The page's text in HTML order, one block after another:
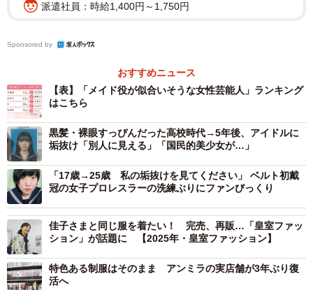
【1位：橋本環奈】
・かわいいから似合うと思う。（20代・女性）
・雰囲気が親しみやすいから。（30代・男性）
・綺麗な顔つきだから。（30代・男性）
・アニメに出てきそうな見た目だから。（30代・男性）
・なんでも着こなす人だと思うので。（40代・女性）
・メイドのロリータっぽい恰好が似合いそうだから。ツン
デレメイド喫茶が似合いそうだから。（40代・女性）
・ビジュアルが良くて愛嬌もいいので。（40代・男性）
派遣社員：時給1,400円～1,750円
Sponsored by
おすすめニュース
【表】「メイド役が似合いそうな女性芸能人」ランキング
はこちら
黒髪・裸眼すっぴんだった高校時代→5年後、アイドルに
垢抜け「別人に見える」「国民的美少女が…」
「17歳→25歳 私の垢抜けを見てください」 ベルト初戴
冠の女子プロレスラーの洗練ぶりにファンびっくり
佳子さまと同じ服を着たい！ 完売、再販…「皇室ファッ
ション」が話題に 【2025年・皇室ファッション】
特色ある制服はそのまま アンミラの実店舗が3年ぶり復
活へ